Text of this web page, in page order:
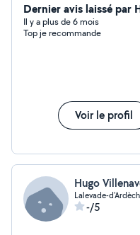
Dernier avis laissé par
Il y a plus de 6 mois
Top je recommande
Voir le profil
Hugo
Lalevade-
-/5